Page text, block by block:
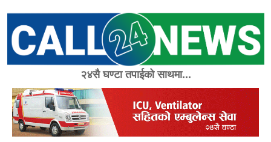
content
२४सै घण्टा तपाईको साथमा...